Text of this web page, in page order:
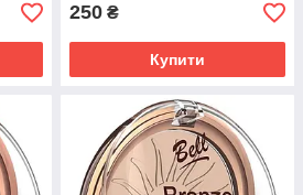
250 ₴
Купити